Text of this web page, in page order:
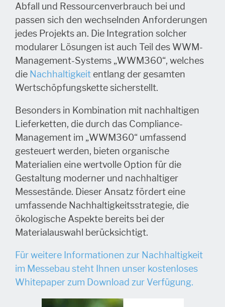
Abfall und Ressourcenverbrauch bei und
passen sich den wechselnden Anforderungen
jedes Projekts an. Die Integration solcher
modularer Lösungen ist auch Teil des WWM-
Management-Systems „WWM360“, welches
die Nachhaltigkeit entlang der gesamten
Wertschöpfungskette sicherstellt.
Besonders in Kombination mit nachhaltigen
Lieferketten, die durch das Compliance-
Management im „WWM360“ umfassend
gesteuert werden, bieten organische
Materialien eine wertvolle Option für die
Gestaltung moderner und nachhaltiger
Messestände. Dieser Ansatz fördert eine
umfassende Nachhaltigkeitsstrategie, die
ökologische Aspekte bereits bei der
Materialauswahl berücksichtigt.
Für weitere Informationen zur Nachhaltigkeit
im Messebau steht Ihnen unser kostenloses
Whitepaper zum Download zur Verfügung.